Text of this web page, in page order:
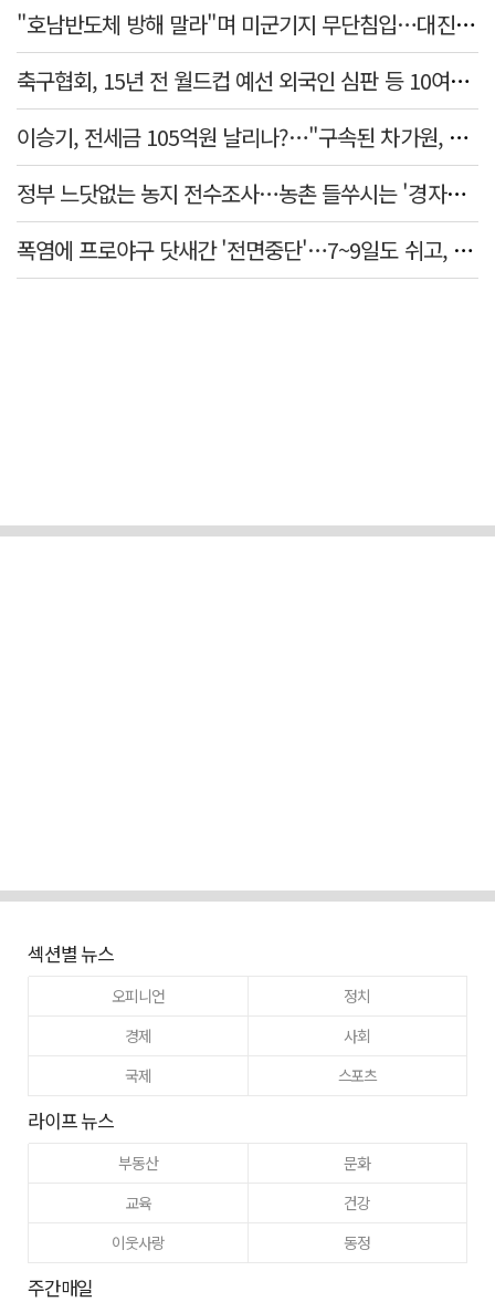
"호남반도체 방해 말라"며 미군기지 무단침입…대진연 회원 3명 '구속'
축구협회, 15년 전 월드컵 예선 외국인 심판 등 10여명에 '성 접대'
이승기, 전세금 105억원 날리나?…"구속된 차가원, 형사 범죄 영역"
정부 느닷없는 농지 전수조사…농촌 들쑤시는 '경자유전'의 칼날
폭염에 프로야구 닷새간 '전면중단'…7~9일도 쉬고, 11일 재개
섹션별 뉴스
오피니언
정치
경제
사회
국제
스포츠
라이프 뉴스
부동산
문화
교육
건강
이웃사랑
동정
주간매일